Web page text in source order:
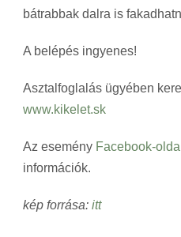
bátrabbak dalra is
A belépés ingyenes!
Asztalfoglalás ügyében
www.kikelet.sk
Az esemény Facebook-
információk.
kép forrása: itt